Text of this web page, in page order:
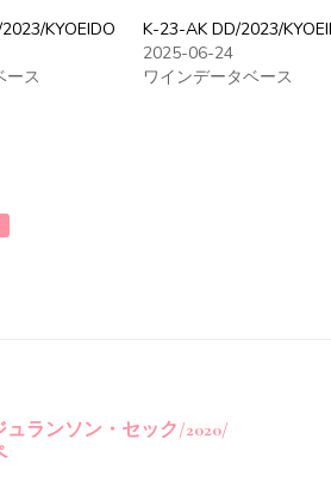
KYOEIDO
ース
K-23-AK DD/2023/
2025-06-24
ワインデータベース
ランソン・セック/2020/